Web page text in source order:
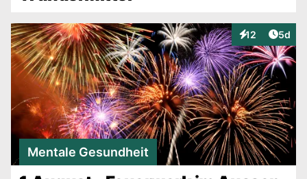
12
Interaktionen
5d
Mentale Gesundheit